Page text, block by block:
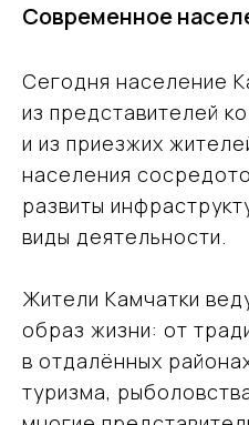
Современное
Сегодня население
из представителей
и из приезжих
населения
развиты
виды деятельности.
Жители Камчатки
образ жизни: от
в отдалённых
туризма,